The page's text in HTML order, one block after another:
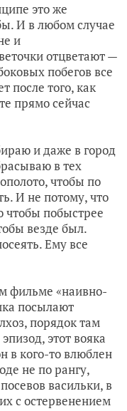
это же
И в любом случае
и
отцветают —
побегов все
после того, как
прямо сейчас
и даже в город
в тех
чтобы по
И не потому, что
чтобы побыстрее
везде был.
Ему все
фильме «наивно-
посылают
порядок там
этот вояка
в кого-то влюблен
не по рангу,
васильки, в
с остервенением